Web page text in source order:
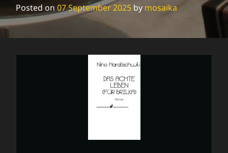
Posted on 07 September 2025 by mosaika